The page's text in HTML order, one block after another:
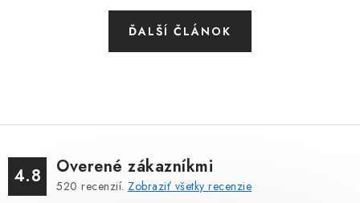
ĎALŠÍ ČLÁNOK
4.8 Overené zákazníkmi
520 recenzií. Zobraziť všetky recenzie